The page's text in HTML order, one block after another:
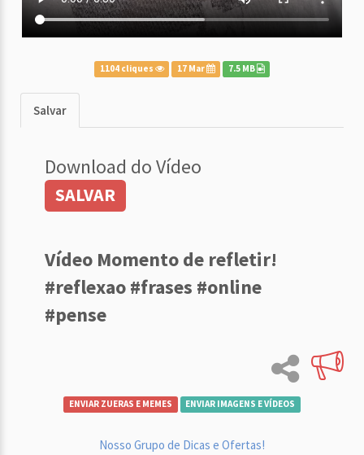
1104 cliques 17 Mar 7.5 MB
Salvar
Download do Vídeo
SALVAR
Vídeo Momento de refletir!
#reflexao #frases #online
#pense
ENVIAR ZUERAS E MEMES ENVIAR IMAGENS E VÍDEOS
Nosso Grupo de Dicas e Ofertas!